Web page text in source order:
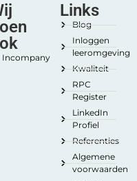
Incompany
Links
Blog
Inloggen
leeromgeving
Kwaliteit
RPC
Register
LinkedIn
Profiel
Referenties
Algemene
voorwaarden